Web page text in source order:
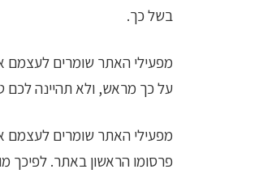
בשל כך.
מפעילי האתר שומרים לעצמם
על כך מראש, ולא תהיינה לכם
פרסומו הראשון באתר. לפיכך